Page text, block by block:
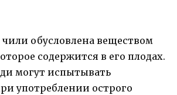
чили обусловлена веществом
содержится в его плодах.
могут испытывать
употреблении острого